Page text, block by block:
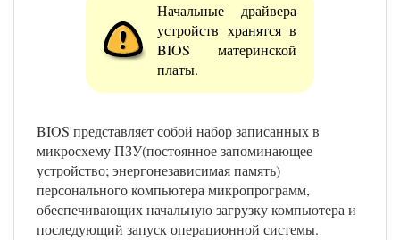
Начальные драйвера
устройств хранятся в
BIOS материнской
платы.
BIOS представляет собой набор записанных в
микросхему ПЗУ(постоянное запоминающее
устройство; энергонезависимая память)
персонального компьютера микропрограмм,
обеспечивающих начальную загрузку компьютера и
последующий запуск операционной системы.